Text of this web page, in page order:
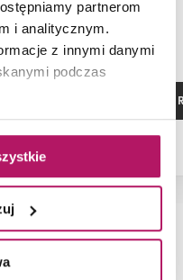
partnerom
i analitycznym.
z innymi danymi
podczas
lakierowany
połysk/uchwyt
ZOBACZ